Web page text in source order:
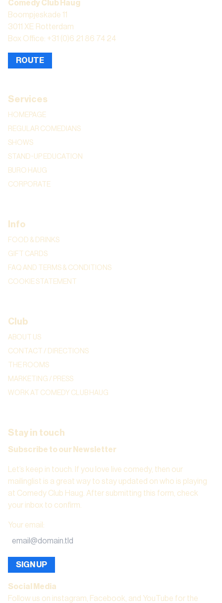
Comedy Club Haug
Boompjeskade 11
3011 XE Rotterdam
Box Office: +31 (0)6 21 86 74 24
ROUTE
Services
HOMEPAGE
REGULAR COMEDIANS
SHOWS
STAND-UP EDUCATION
BURO HAUG
CORPORATE
Info
FOOD & DRINKS
GIFT CARDS
FAQ AND TERMS & CONDITIONS
COOKIE STATEMENT
Club
ABOUT US
CONTACT / DIRECTIONS
THE ROOMS
MARKETING / PRESS
WORK AT COMEDY CLUB HAUG
Stay in touch
Subscribe to our Newsletter
Let’s keep in touch. If you love live comedy, then our
mailinglist is a great way to stay updated on who is playing
at Comedy Club Haug. After submitting this form, check
your inbox to confirm.
Your email :
SIGN UP
Social Media
Follow us on instagram, Facebook, and YouTube for the